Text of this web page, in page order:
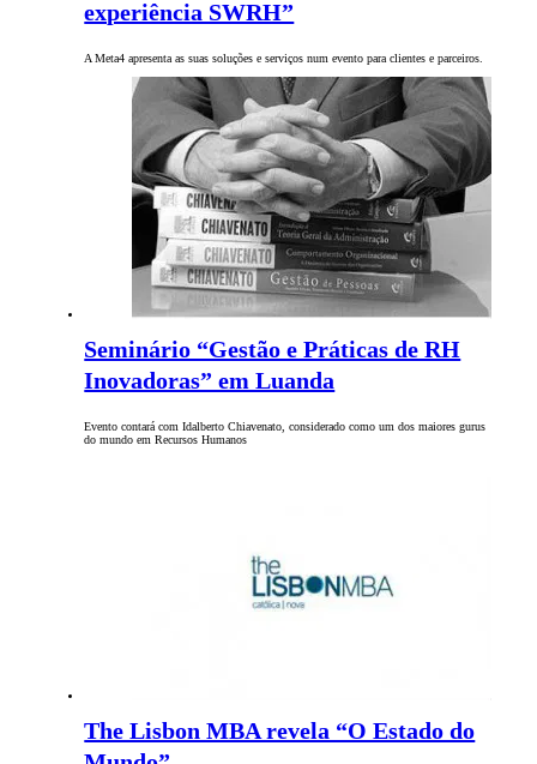
experiência SWRH”
A Meta4 apresenta as suas soluções e serviços num evento para clientes e parceiros.
Seminário “Gestão e Práticas de RH
Inovadoras” em Luanda
Evento contará com Idalberto Chiavenato, considerado como um dos maiores gurus
do mundo em Recursos Humanos
The Lisbon MBA revela “O Estado do